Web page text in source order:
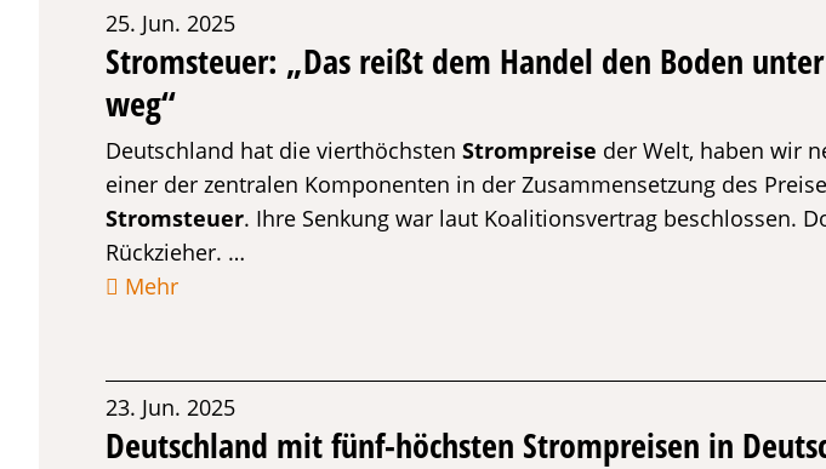
25. Jun. 2025
Stromsteuer: „Das reißt dem Handel den Boden
weg“
Deutschland hat die vierthöchsten Strompreise der Welt, haben wir
einer der zentralen Komponenten in der Zusammensetzung des
Stromsteuer. Ihre Senkung war laut Koalitionsvertrag beschlossen.
Rückzieher. …
Mehr
23. Jun. 2025
Deutschland mit fünf-höchsten Strompreisen in